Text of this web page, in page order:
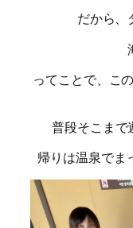
だから、
ってことで、こ
普段そこまで
帰りは温泉で